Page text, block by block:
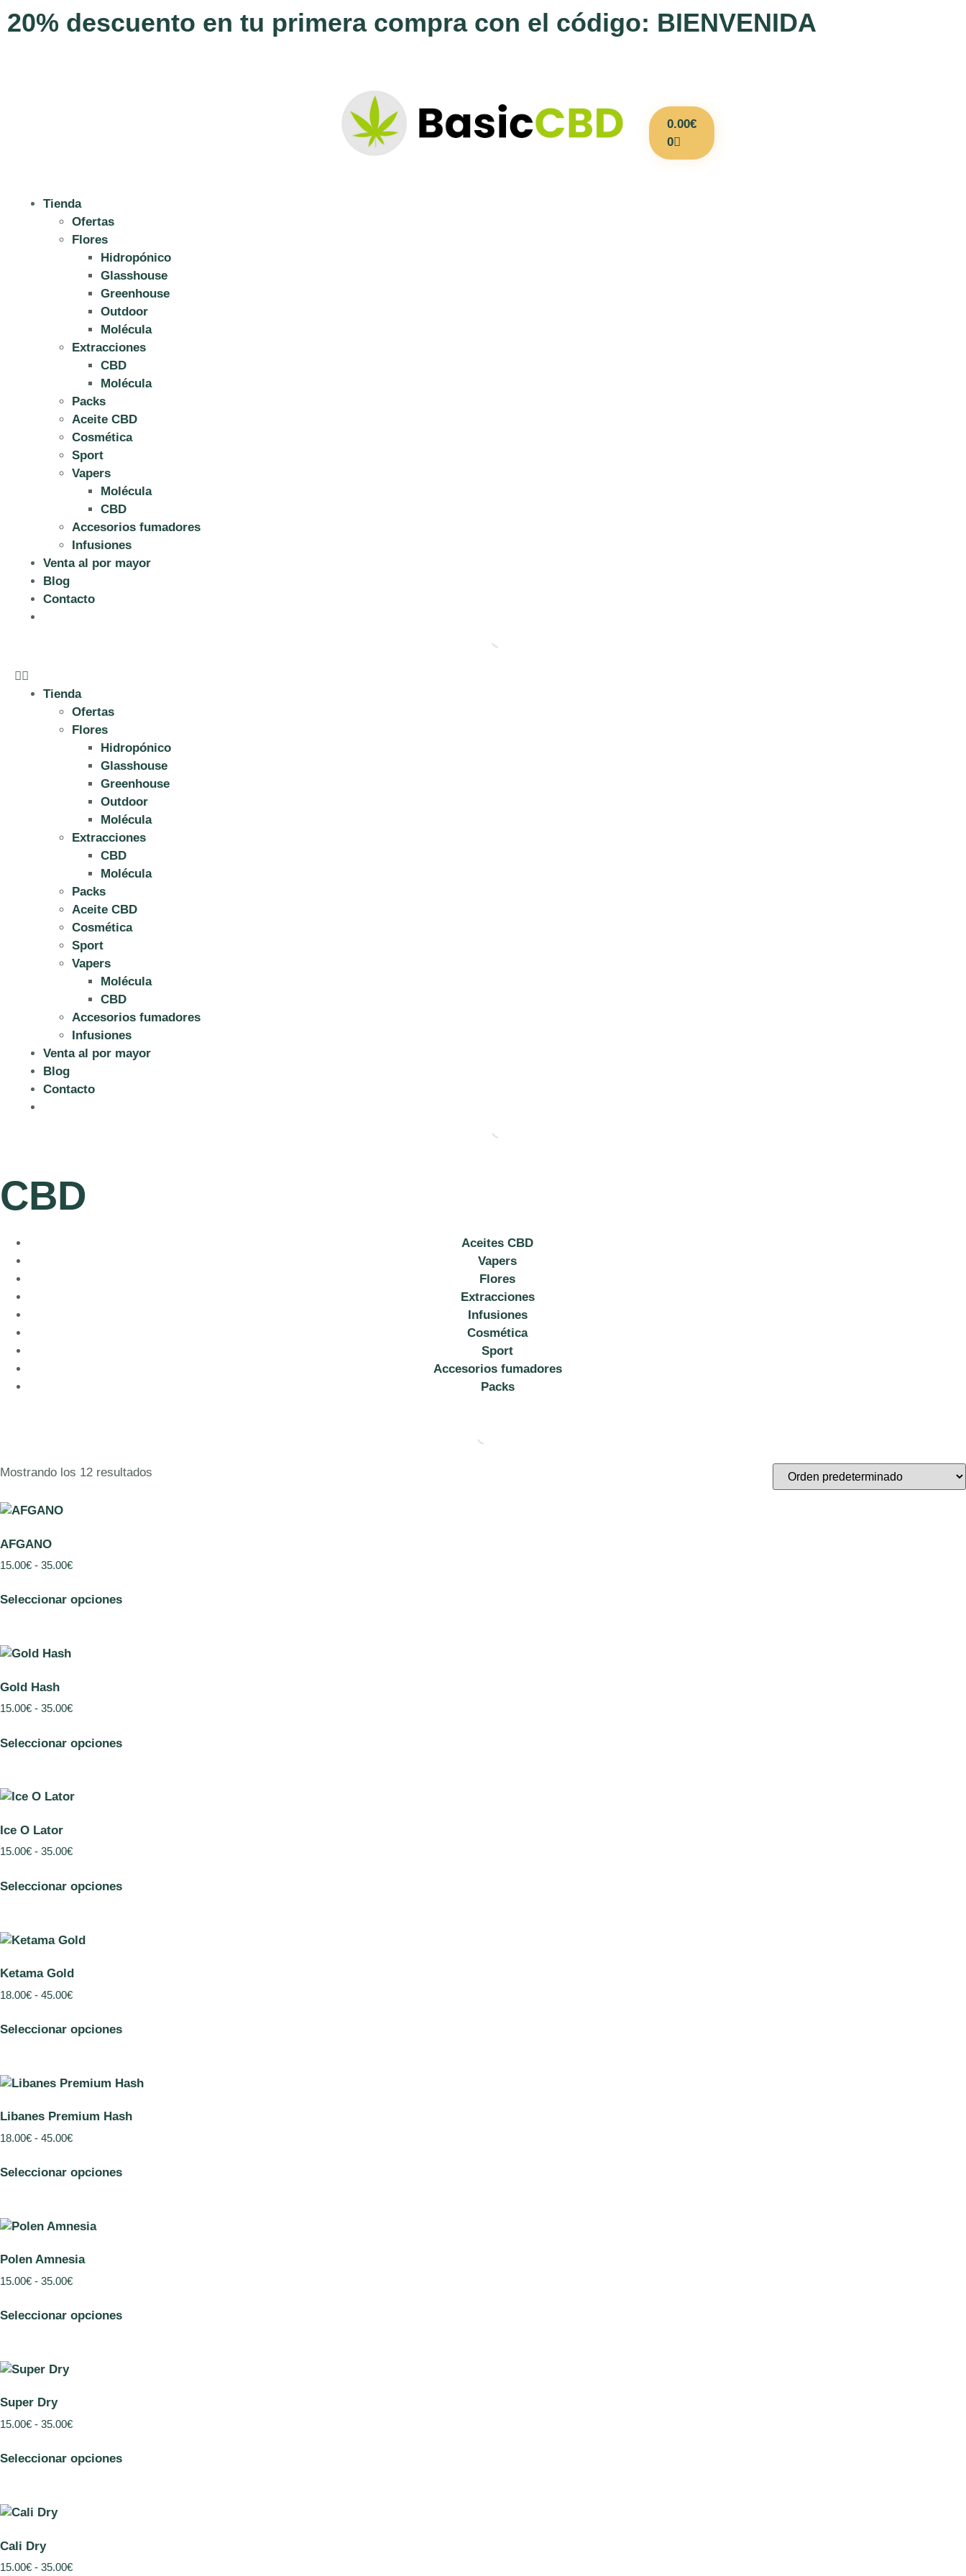
20% descuento en tu primera compra con el código: BIENVENIDA
0.00€
0
Tienda
Ofertas
Flores
Hidropónico
Glasshouse
Greenhouse
Outdoor
Molécula
Extracciones
CBD
Molécula
Packs
Aceite CBD
Cosmética
Sport
Vapers
Molécula
CBD
Accesorios fumadores
Infusiones
Venta al por mayor
Blog
Contacto
Tienda
Ofertas
Flores
Hidropónico
Glasshouse
Greenhouse
Outdoor
Molécula
Extracciones
CBD
Molécula
Packs
Aceite CBD
Cosmética
Sport
Vapers
Molécula
CBD
Accesorios fumadores
Infusiones
Venta al por mayor
Blog
Contacto
CBD
Aceites CBD
Vapers
Flores
Extracciones
Infusiones
Cosmética
Sport
Accesorios fumadores
Packs
Mostrando los 12 resultados
AFGANO
15.00€ - 35.00€
Seleccionar opciones
Gold Hash
15.00€ - 35.00€
Seleccionar opciones
Ice O Lator
15.00€ - 35.00€
Seleccionar opciones
Ketama Gold
18.00€ - 45.00€
Seleccionar opciones
Libanes Premium Hash
18.00€ - 45.00€
Seleccionar opciones
Polen Amnesia
15.00€ - 35.00€
Seleccionar opciones
Super Dry
15.00€ - 35.00€
Seleccionar opciones
Cali Dry
15.00€ - 35.00€